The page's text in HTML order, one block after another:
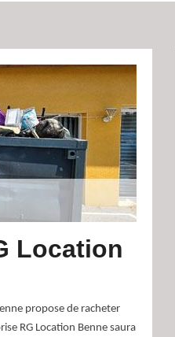
Location
propose de racheter
RG Location Benne saura